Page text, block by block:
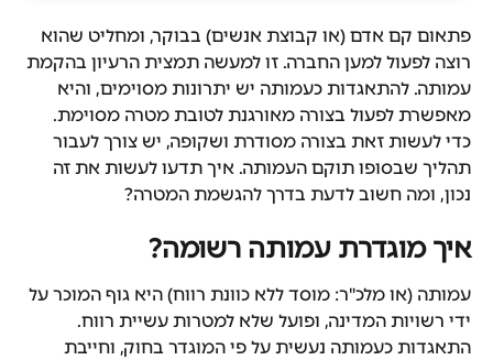
פתאום קם אדם (או קבוצת אנשים) בבוקר, ומחליט שהוא
רוצה לפעול למען החברה. זו למעשה תמצית הרעיון בהקמת
עמותה. להתאגדות כעמותה יש יתרונות מסוימים, והיא
מאפשרת לפעול בצורה מאורגנת לטובת מטרה מסוימת.
כדי לעשות זאת בצורה מסודרת ושקופה, יש צורך לעבור
תהליך שבסופו תוקם העמותה. איך תדעו לעשות את זה
נכון, ומה חשוב לדעת בדרך להגשמת המטרה?
איך מוגדרת עמותה רשומה?
עמותה (או מלכ"ר: מוסד ללא כוונת רווח) היא גוף המוכר על
ידי רשויות המדינה, ופועל שלא למטרות עשיית רווח.
התאגדות כעמותה נעשית על פי המוגדר בחוק, וחייבת